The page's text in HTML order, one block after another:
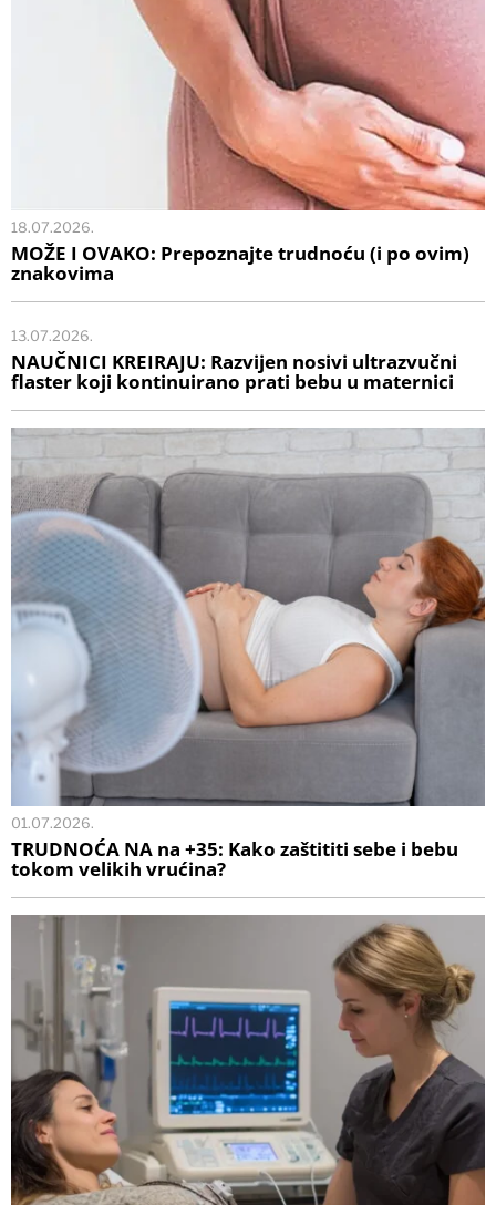
18.07.2026.
MOŽE I OVAKO: Prepoznajte trudnoću (i po ovim)
znakovima
13.07.2026.
NAUČNICI KREIRAJU: Razvijen nosivi ultrazvučni
flaster koji kontinuirano prati bebu u maternici
01.07.2026.
TRUDNOĆA NA na +35: Kako zaštititi sebe i bebu
tokom velikih vrućina?